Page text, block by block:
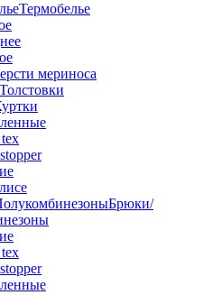
Термобелье
мериноса
Брюки/